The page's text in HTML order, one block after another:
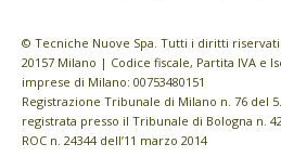
© Tecniche Nuove Spa. Tutti i diritti
20157 Milano | Codice fiscale, Partita IVA e
imprese di Milano: 00753480151
Registrazione Tribunale di Milano n. 76 del
registrata presso il Tribunale di Bologna n.
ROC n. 24344 dell’11 marzo 2014